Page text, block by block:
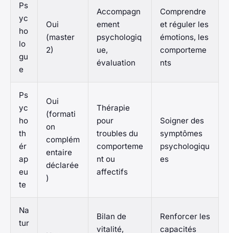
Ps
yc
ho
lo
gu
e
Oui
(master
2)
Accompagn
ement
psychologiq
ue,
évaluation
Comprendre
et réguler les
émotions, les
comporteme
nts
Ps
yc
ho
th
ér
ap
eu
te
Oui
(formati
on
complém
entaire
déclarée
)
Thérapie
pour
troubles du
comporteme
nt ou
affectifs
Soigner des
symptômes
psychologiqu
es
Na
tur
Bilan de
vitalité,
Renforcer les
capacités